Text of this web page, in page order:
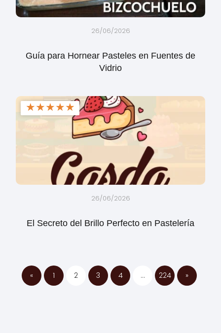
26/06/2026
Guía para Hornear Pasteles en Fuentes de
Vidrio
★★★★★
26/06/2026
El Secreto del Brillo Perfecto en Pastelería
« 1 2 3 4 … 224 »